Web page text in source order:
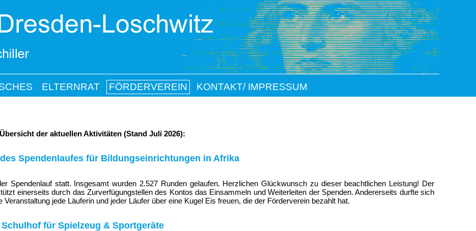
ELTERNRAT FÖRDERVEREIN KONTAKT/ IMPRESSUM
der aktuellen Aktivitäten (Stand Juli 2026):
Spendenlaufes für Bildungseinrichtungen in Afrika
Spendenlauf statt. Insgesamt wurden 2.527 Runden gelaufen. Herzlichen Glückwunsch zu dieser beachtlichen Leistung! Der
einerseits durch das Zurverfügungstellen des Kontos das Einsammeln und Weiterleiten der Spenden. Andererseits durfte sich
Veranstaltung jede Läuferin und jeder Läufer über eine Kugel Eis freuen, die der Förderverein bezahlt hat.
für Spielzeug & Sportgeräte